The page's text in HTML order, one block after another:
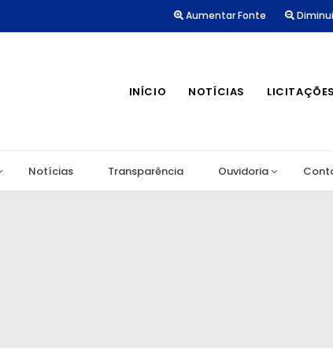
Aumentar Fonte
INÍCIO NOTÍCIAS LICITAÇÕES
Notícias Transparência Ouvidoria